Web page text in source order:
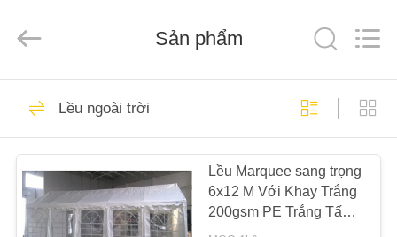
TRANG
CHỦ
CÁC
SẢN
Management
Services
Rights
Lều vải ngoài trời
Sản phẩm
Lều ngoài trời
Lều Marquee sang trọng
6x12 M Với Khay Trắng
200gsm PE Trắng Tấm
Bạt Tarpaulin với Khung